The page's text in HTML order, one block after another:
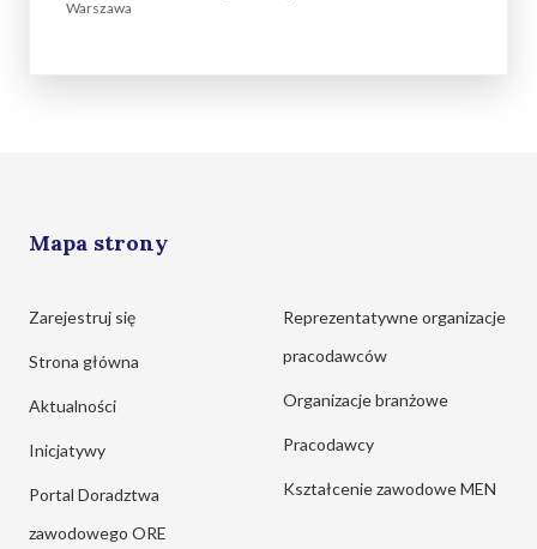
Warszawa
Mapa strony
Zarejestruj się
Strona główna
Aktualności
Inicjatywy
Portal Doradztwa
zawodowego ORE
Reprezentatywne organizacje
pracodawców
Organizacje branżowe
Pracodawcy
Kształcenie zawodowe MEN